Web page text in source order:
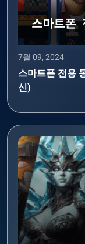
7월 09, 2024
스마트폰 전용
신)